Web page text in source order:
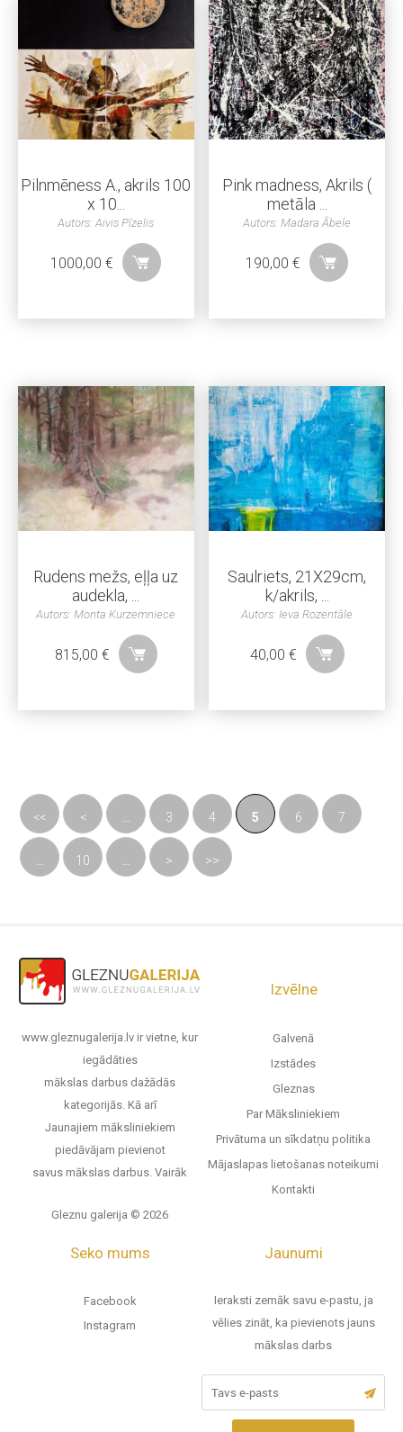
Pilnmēness A., akrils 100
x 10...
Autors: Aivis Pīzelis
1000,00€
Pink madness, Akrils (
metāla ...
Autors: Madara Ābele
190,00€
Rudens mežs, eļļa uz
audekla, ...
Autors: Monta Kurzemniece
815,00 €
Saulriets, 21X29cm,
k/akrils, ...
Autors: Ieva Rozentāle
40,00 €
<< < 3 4 5 6 7
10 > >>
www.gleznugalerija.lv ir vietne, kur
iegādāties
mākslas darbus dažādās
kategorijās. Kā arī
Jaunajiem māksliniekiem
piedāvājam pievienot
savus mākslas darbus. Vairāk
Gleznu galerija © 2026
Izvēlne
Galvenā
Izstādes
Gleznas
Par Māksliniekiem
Privātuma un sīkdatņu politika
Mājaslapas lietošanas noteikumi
Kontakti
Seko mums
Facebook
Instagram
Jaunumi
Ieraksti zemāk savu e-pastu, ja
vēlies zināt, ka pievienots jauns
mākslas darbs